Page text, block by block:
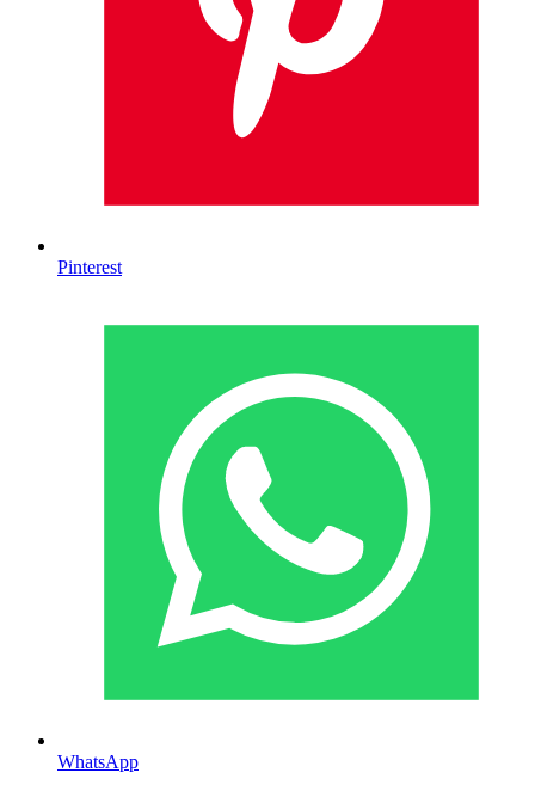
Pinterest
WhatsApp